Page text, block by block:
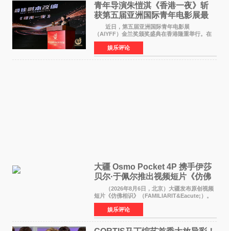
青年导演朱愷淇《香港一夜》斩
获第五届亚洲国际青年电影展最
佳剧本改编奖
近日，第五届亚洲国际青年电影展
（AIYFF）金兰奖颁奖盛典在香港隆重举行。在
这场汇聚数百位海内外电影人、文化界人士及媒
体代表的亚洲青年影视盛会上，香港本土电影
《香港一夜》（Dawn in Ho
娱乐评论
大疆 Osmo Pocket 4P 携手伊莎
贝尔·于佩尔推出视频短片《仿佛
相识》
（2026年8月6日，北京）大疆发布原创视频
短片《仿佛相识》（FAMILIARIT&Eacute;）。
视频短片由戛纳国际电影节最佳女演员伊莎贝尔·
于佩尔（Isabelle Huppert）主演，全程使用大
疆首款双主摄口
娱乐评论